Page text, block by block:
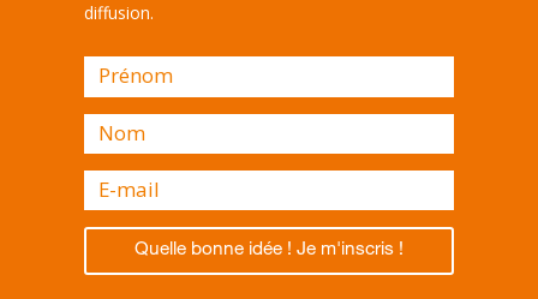
diffusion.
Quelle bonne idée ! Je m'inscris !